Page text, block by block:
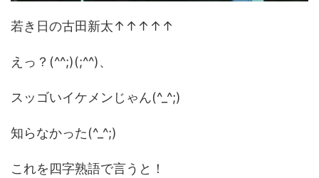
若き日の古田新太↑↑↑↑↑
えっ？(^^;)(;^^)、
スッゴいイケメンじゃん(^_^;)
知らなかった(^_^;)
これを四字熟語で言うと！